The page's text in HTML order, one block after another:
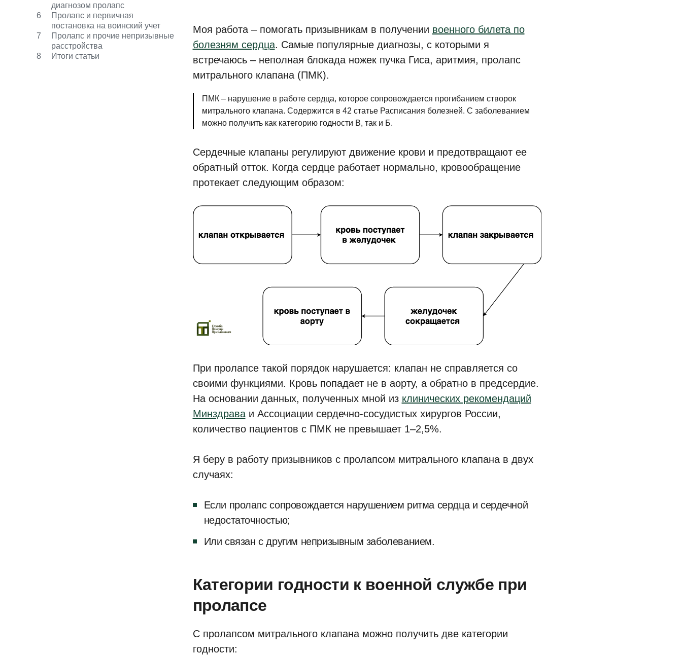
диагнозом пролапс
6
Пролапс и первичная
постановка на воинский учет
7
Пролапс и прочие непризывные
расстройства
8
Итоги статьи
Моя работа – помогать призывникам в получении военного билета по
болезням сердца. Самые популярные диагнозы, с которыми я
встречаюсь – неполная блокада ножек пучка Гиса, аритмия, пролапс
митрального клапана (ПМК).
ПМК – нарушение в работе сердца, которое сопровождается прогибанием створок
митрального клапана. Содержится в 42 статье Расписания болезней. С заболеванием
можно получить как категорию годности В, так и Б.
Сердечные клапаны регулируют движение крови и предотвращают ее
обратный отток. Когда сердце работает нормально, кровообращение
протекает следующим образом:
При пролапсе такой порядок нарушается: клапан не справляется со
своими функциями. Кровь попадает не в аорту, а обратно в предсердие.
На основании данных, полученных мной из клинических рекомендаций
Минздраваи Ассоциации сердечно-сосудистых хирургов России,
количество пациентов с ПМК не превышает 1–2,5%.
Я беру в работу призывников с пролапсом митрального клапана в двух
случаях:
Если пролапс сопровождается нарушением ритма сердца и сердечной
недостаточностью;
Или связан с другим непризывным заболеванием.
Категории годности к военной службе при
пролапсе
С пролапсом митрального клапана можно получить две категории
годности: